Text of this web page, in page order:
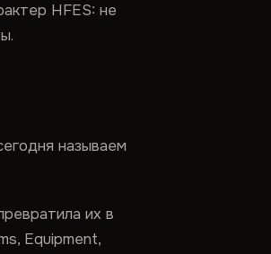
HFES: не
называем
их в
Equipment,